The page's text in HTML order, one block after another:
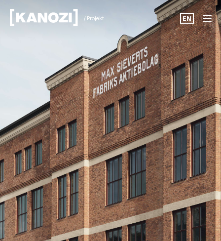
/ Projekt
Projekt
Aktuellt
Om oss
Karriär
Kontakt
EN